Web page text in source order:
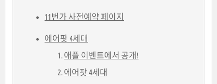
11번가 사전예약 페이지
에어팟 4세대
애플 이벤트에서 공개!
에어팟 4세대